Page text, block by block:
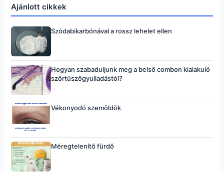
Ajánlott cikkek
Szódabikarbónával a rossz lehelet ellen
Hogyan szabaduljunk meg a belső combon kialakuló
szőrtüszőgyulladástól?
Vékonyodó szemöldök
Méregtelenítő fürdő